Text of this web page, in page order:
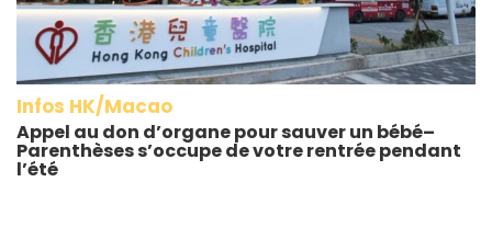
Infos HK/Macao
Appel au don d’organe pour sauver un bébé–
Parenthèses s’occupe de votre rentrée pendant
l’été